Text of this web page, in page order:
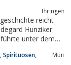
Ihringen
reicht
Hunziker
unter dem
erfolgte …
Spirituosen,
Muri